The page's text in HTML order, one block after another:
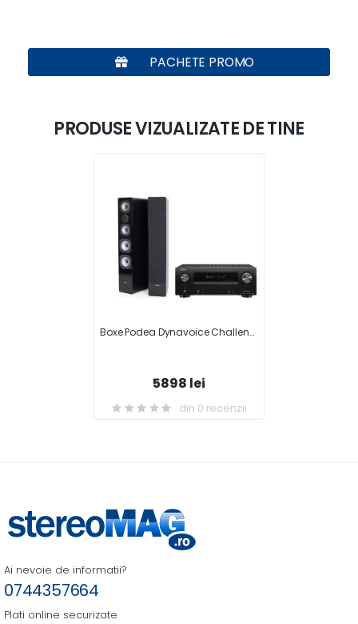
PACHETE PROMO
PRODUSE VIZUALIZATE DE TINE
Boxe Podea Dynavoice Challenger M-65 EX V.4 + Receiver AV Denon AVR-X2500H
5898 lei
din 0 recenzii
Ai nevoie de informatii?
0744357664
Plati online securizate